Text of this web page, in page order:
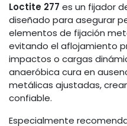
Loctite 277 es un fijador
diseñado para asegurar
elementos de fijación
evitando el aflojamiento
impactos o cargas
anaeróbica cura en
metálicas ajustadas,
confiable.
Especialmente